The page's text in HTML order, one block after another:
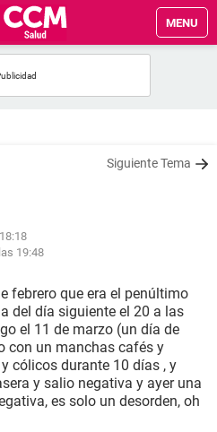
MENU
Siguiente Tema
19:48
febrero que era el penúltimo
del día siguiente el 20 a las
el 11 de marzo (un día de
con un manchas cafés y
cólicos durante 10 días , y
y salio negativa y ayer una
es solo un desorden, oh